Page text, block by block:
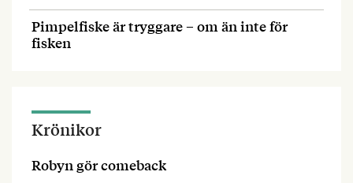
Pimpelfiske är tryggare – om än inte för
fisken
Krönikor
Robyn gör comeback